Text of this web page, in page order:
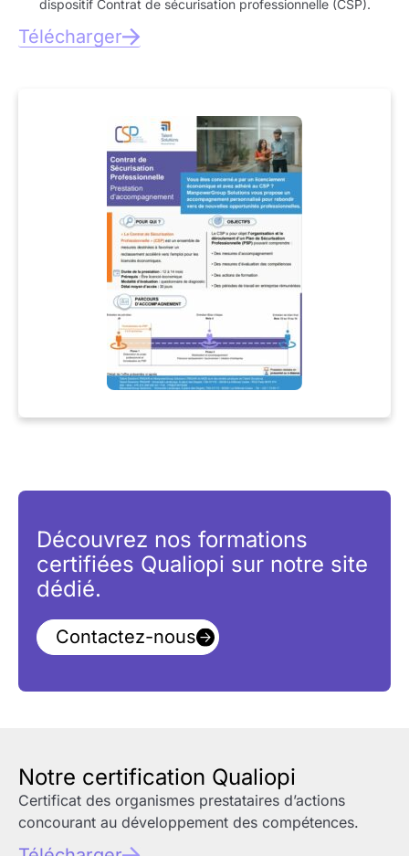
dispositif Contrat de sécurisation professionnelle (CSP).
Télécharger
Découvrez nos formations
certifiées Qualiopi sur notre site
dédié.
Contactez-nous
Notre certification Qualiopi
Certificat des organismes prestataires d’actions
concourant au développement des compétences.